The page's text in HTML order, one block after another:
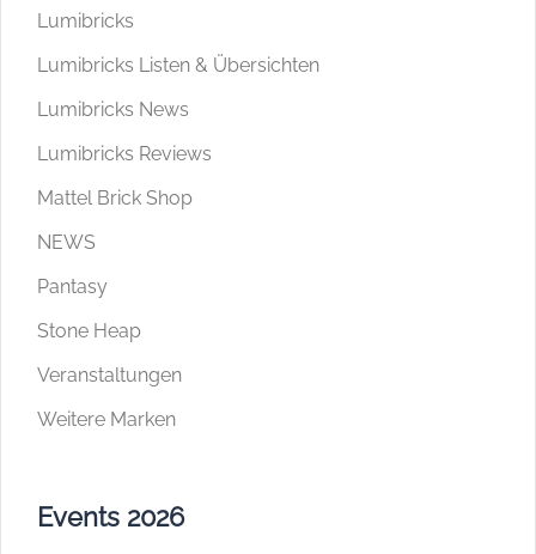
Lumibricks
Lumibricks Listen & Übersichten
Lumibricks News
Lumibricks Reviews
Mattel Brick Shop
NEWS
Pantasy
Stone Heap
Veranstaltungen
Weitere Marken
Events 2026